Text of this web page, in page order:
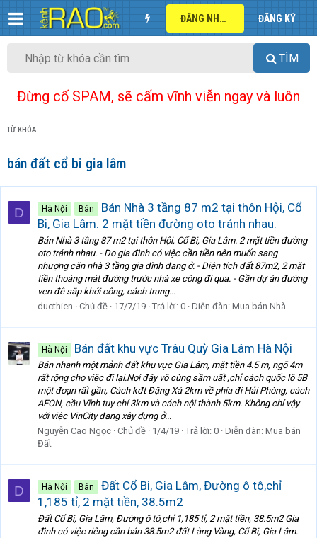
ĐĂNG NHẬP ĐĂNG KÝ
TÌM
Đừng cố SPAM, sẽ cấm vĩnh viễn ngay và luôn
TỪ KHÓA
bán đất cổ bi gia lâm
D Hà Nội Bán
Bán Nhà 3 tầng 87 m2 tại thôn Hội, Cổ
Bi, Gia Lâm. 2 mặt tiền đường oto tránh nhau.
Bán Nhà 3 tầng 87 m2 tại thôn Hội, Cổ Bi, Gia Lâm. 2 mặt tiền đường
oto tránh nhau. - Do gia đình có việc cần tiền nên muốn sang
nhượng căn nhà 3 tầng gia đình đang ở. - Diện tích đất 87m2, 2 mặt
tiền thoáng mát đường trước nhà xe công đi qua. - Gần dự án đường
ven đê sắp khởi công, cách trung...
ducthien
Chủ đề 17/7/19 Trả lời: 0 Diễn đàn: Mua bán Nhà
Hà Nội Bán đất khu vực Trâu Quỳ Gia Lâm Hà Nội
Bán nhanh một mảnh đất khu vực Gia Lâm, mặt tiền 4.5 m, ngõ 4m
rất rộng cho việc đi lại.Nơi đây vô cùng sầm uất ,chỉ cách quốc lộ 5B
một đoạn rất gần, Cách kđt Đặng Xá 2km về phía đi Hải Phòng, cách
AEON, cầu Vĩnh tuy chỉ 3km và cách nội thành 5km. Không chỉ vậy
với việc VinCity đang xây dựng ở...
Nguyễn Cao Ngọc Chủ đề 1/4/19 Trả lời: 0 Diễn đàn: Mua bán
Đất
D Hà Nội Bán
Đất Cổ Bi, Gia Lâm, Đường ô tô,chỉ
1,185 tỉ, 2 mặt tiền, 38.5m2
Đất Cổ Bi, Gia Lâm, Đường ô tô,chỉ 1,185 tỉ, 2 mặt tiền, 38.5m2 Gia
đình có việc riêng cần bán 38.5m2 đất Làng Vàng, Cổ Bi, Gia Lâm.